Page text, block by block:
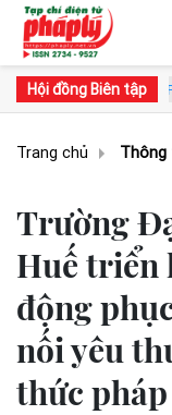
Hội đồng Biên tập
Trung Lý - Phó Chủ tịch
Trang chủ Thông
Trường
Huế triển
động
nối yêu
thức